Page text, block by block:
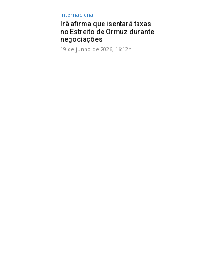
Internacional
Irã afirma que isentará taxas
no Estreito de Ormuz durante
negociações
19 de junho de 2026, 16:12h